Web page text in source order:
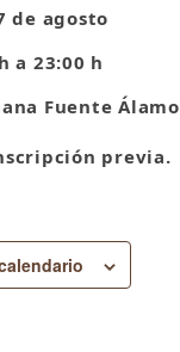
de agosto
a 23:00 h
Fuente Álamo
previa.